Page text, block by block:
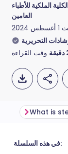
الملكية للأطباء
العامين
1 أغسطس 2024
التحريرية
دقيقة وقت القراءة
What is
في هذه السلسلة: